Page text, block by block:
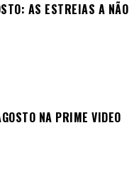
AS ESTREIAS A NÃO
NA PRIME VIDEO